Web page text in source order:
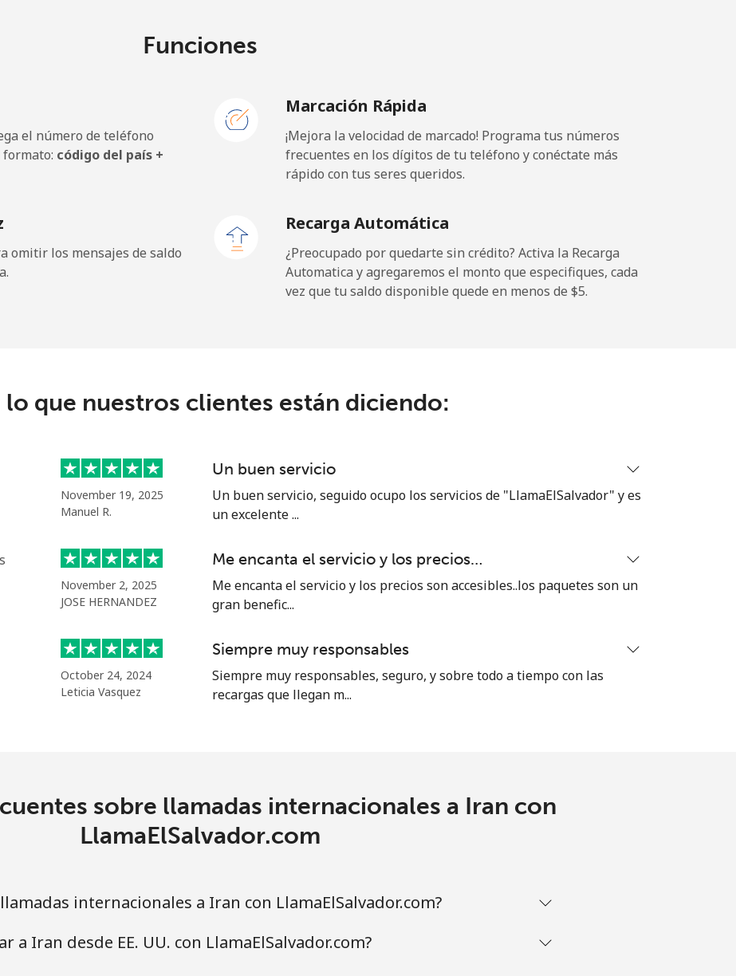
36 min por ⁦$10⁩
⁦34.5¢⁩ 28 min por ⁦$10⁩ -
⁦26.9¢⁩ 37 min por ⁦$10⁩
⁦29.5¢⁩ 33 min por ⁦$10⁩ -
⁦2.5¢⁩ 400 min por ⁦$10⁩
204 min por ⁦$10⁩
665 min por ⁦$10⁩
625 min por ⁦$10⁩
Funciones
el número de teléfono
formato: código del país +
Marcación Rápida
¡Mejora la velocidad de marcado! Programa tus números
frecuentes en los dígitos de tu teléfono y conéctate más
rápido con tus seres queridos.
omitir los mensajes de saldo
Recarga Automática
¿Preocupado por quedarte sin crédito? Activa la Recarga
Automatica y agregaremos el monto que especifiques, cada
vez que tu saldo disponible quede en menos de ⁦$5⁩.
lo que nuestros clientes están diciendo:
November 19, 2025
Manuel R.
Un buen servicio
Un buen servicio, seguido ocupo los servicios de "LlamaElSalvador" y es
un excelente ...
November 2, 2025
JOSE HERNANDEZ
Me encanta el servicio y los precios…
Me encanta el servicio y los precios son accesibles..los paquetes son un
gran benefic...
October 24, 2024
Leticia Vasquez
Siempre muy responsables
Siempre muy responsables, seguro, y sobre todo a tiempo con las
recargas que llegan m...
sobre llamadas internacionales a Iran con
LlamaElSalvador.com
internacionales a Iran con LlamaElSalvador.com?
a Iran desde EE. UU. con LlamaElSalvador.com?